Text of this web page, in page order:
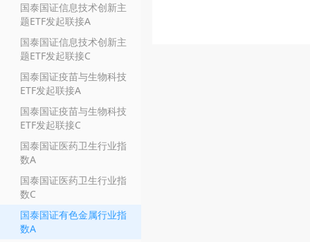
国泰国证信息技术创新主
题ETF发起联接A
国泰国证信息技术创新主
题ETF发起联接C
国泰国证疫苗与生物科技
ETF发起联接A
国泰国证疫苗与生物科技
ETF发起联接C
国泰国证医药卫生行业指
数A
国泰国证医药卫生行业指
数C
国泰国证有色金属行业指
数A